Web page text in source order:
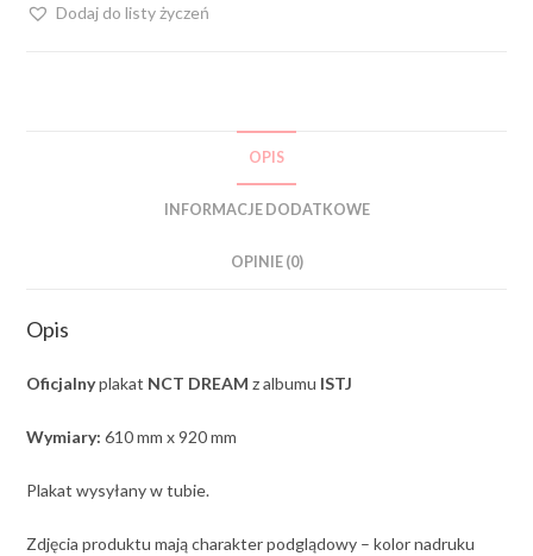
Dodaj do listy życzeń
OPIS
INFORMACJE DODATKOWE
OPINIE (0)
Opis
Oficjalnyplakat NCT DREAMz albumu ISTJ
Wymiary: 610 mm x 920 mm
Plakat wysyłany w tubie.
Zdjęcia produktu mają charakter podglądowy – kolor nadruku